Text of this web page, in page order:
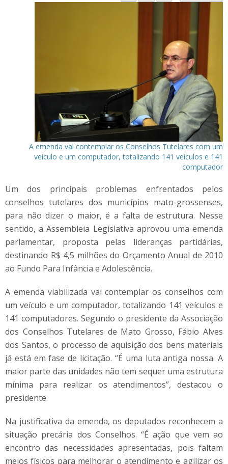
A emenda vai contemplar os Conselhos Tutelares com um
veículo e um computador, totalizando 141 veículos e 141
computador
Um dos principais problemas enfrentados pelos
conselhos tutelares dos municípios mato-grossenses,
para não dizer o maior, é a falta de estrutura. Nesse
sentido, a Assembleia Legislativa aprovou uma emenda
parlamentar, proposta pelas lideranças partidárias,
destinando R$ 4,5 milhões do Orçamento Anual de 2010
ao Fundo Para Infância e Adolescência.
A emenda viabilizada vai contemplar os conselhos com
um veículo e um computador, totalizando 141 veículos e
141 computadores. Segundo o presidente da Associação
dos Conselhos Tutelares de Mato Grosso, Fábio Alves
dos Santos, o processo de aquisição dos bens materiais
já está em fase de licitação. “É uma luta antiga nossa. A
maior parte das unidades não tem sequer uma estrutura
mínima para realizar os atendimentos”, destacou o
presidente.
Na justificativa da emenda, os deputados reconhecem a
situação precária dos Conselhos. “É ação que vem ao
encontro das necessidades apresentadas, pois faltam
meios físicos para melhorar o atendimento e agilizar os